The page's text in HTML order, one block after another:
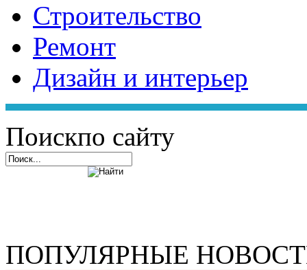
Строительство
Ремонт
Дизайн и интерьер
Поискпо сайту
ПОПУЛЯРНЫЕ